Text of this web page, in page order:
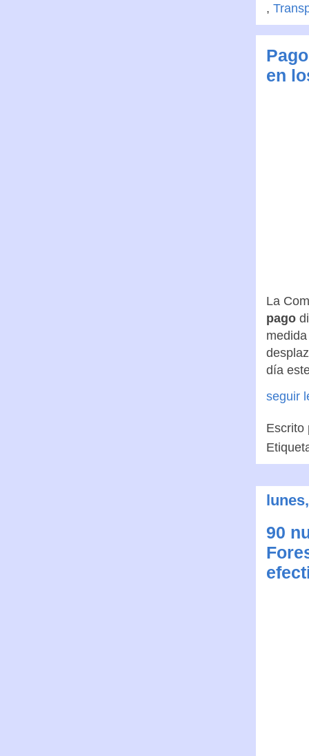
,
en
La
pago
día
seguir
90